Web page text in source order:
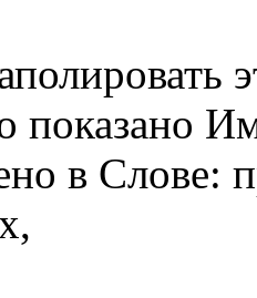
показано
в Слове: